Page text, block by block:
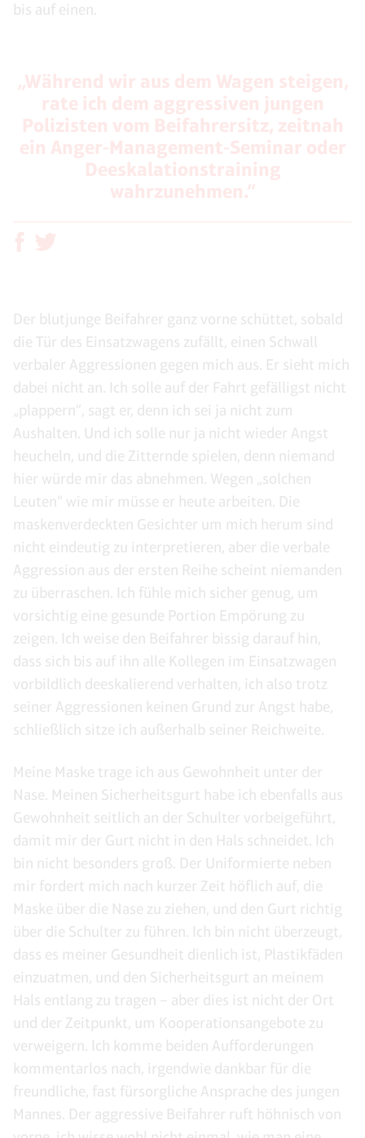
bis auf einen.
Der blutjunge Beifahrer ganz vorne schüttet, sobald
die Tür des Einsatzwagens zufällt, einen Schwall
verbaler Aggressionen gegen mich aus. Er sieht mich
dabei nicht an. Ich solle auf der Fahrt gefälligst nicht
„plappern“, sagt er, denn ich sei ja nicht zum
Aushalten. Und ich solle nur ja nicht wieder Angst
heucheln, und die Zitternde spielen, denn niemand
hier würde mir das abnehmen. Wegen „solchen
Leuten“ wie mir müsse er heute arbeiten. Die
maskenverdeckten Gesichter um mich herum sind
nicht eindeutig zu interpretieren, aber die verbale
Aggression aus der ersten Reihe scheint niemanden
zu überraschen. Ich fühle mich sicher genug, um
vorsichtig eine gesunde Portion Empörung zu
zeigen. Ich weise den Beifahrer bissig darauf hin,
dass sich bis auf ihn alle Kollegen im Einsatzwagen
vorbildlich deeskalierend verhalten, ich also trotz
seiner Aggressionen keinen Grund zur Angst habe,
schließlich sitze ich außerhalb seiner Reichweite.
Meine Maske trage ich aus Gewohnheit unter der
Nase. Meinen Sicherheitsgurt habe ich ebenfalls aus
Gewohnheit seitlich an der Schulter vorbeigeführt,
damit mir der Gurt nicht in den Hals schneidet. Ich
bin nicht besonders groß. Der Uniformierte neben
mir fordert mich nach kurzer Zeit höflich auf, die
Maske über die Nase zu ziehen, und den Gurt richtig
über die Schulter zu führen. Ich bin nicht überzeugt,
dass es meiner Gesundheit dienlich ist, Plastikfäden
einzuatmen, und den Sicherheitsgurt an meinem
Hals entlang zu tragen – aber dies ist nicht der Ort
und der Zeitpunkt, um Kooperationsangebote zu
verweigern. Ich komme beiden Aufforderungen
kommentarlos nach, irgendwie dankbar für die
freundliche, fast fürsorgliche Ansprache des jungen
Mannes. Der aggressive Beifahrer ruft höhnisch von